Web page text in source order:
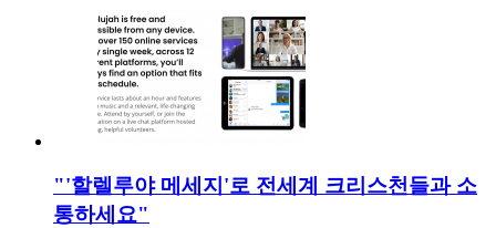
"'할렐루야 메세지'로 전세계 크리스천들과 소
통하세요"